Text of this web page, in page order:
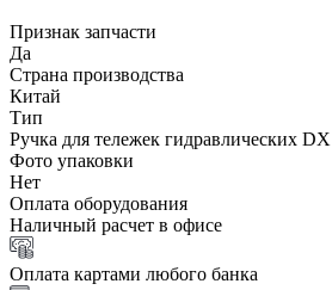
Признак запчасти
Да
Страна производства
Китай
Тип
Ручка для тележек гидравлических DX
Фото упаковки
Нет
Оплата оборудования
Наличный расчет в офисе
Оплата картами любого банка